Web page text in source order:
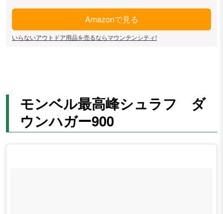
Amazonで見る
いらないアウトドア用品を売るならマウンテンシティ!
モンベル最高峰シュラフ ダ
ウンハガー900